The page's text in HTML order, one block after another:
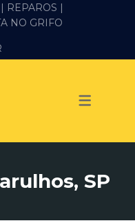
REPAROS |
NO GRIFO
SP